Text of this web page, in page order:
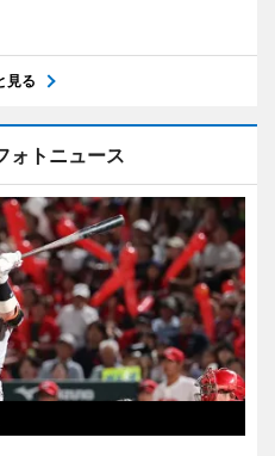
見る
ォトニュース